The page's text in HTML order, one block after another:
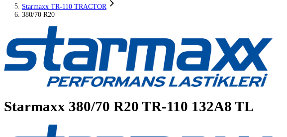
Opony rolnicze
Starmaxx
Opony rolnicze Starmaxx
Starmaxx TR-110 TRACTOR
380/70 R20